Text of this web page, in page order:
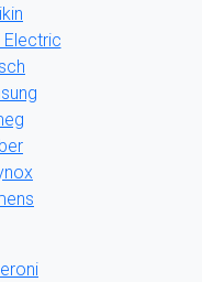
Electric